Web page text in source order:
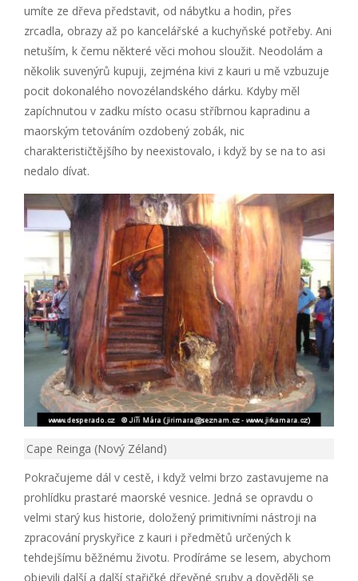
umíte ze dřeva představit, od nábytku a hodin, přes
zrcadla, obrazy až po kancelářské a kuchyňské potřeby. Ani
netuším, k čemu některé věci mohou sloužit. Neodolám a
několik suvenýrů kupuji, zejména kivi z kauri u mě vzbuzuje
pocit dokonalého novozélandského dárku. Kdyby měl
zapíchnutou v zadku místo ocasu stříbrnou kapradinu a
maorským tetováním ozdobený zobák, nic
charakterističtějšího by neexistovalo, i když by se na to asi
nedalo dívat.
Cape Reinga (Nový Zéland)
Pokračujeme dál v cestě, i když velmi brzo zastavujeme na
prohlídku prastaré maorské vesnice. Jedná se opravdu o
velmi starý kus historie, doložený primitivními nástroji na
zpracování pryskyřice z kauri i předmětů určených k
tehdejšímu běžnému životu. Prodíráme se lesem, abychom
objevili další a další stařičké dřevěné sruby a dověděli se